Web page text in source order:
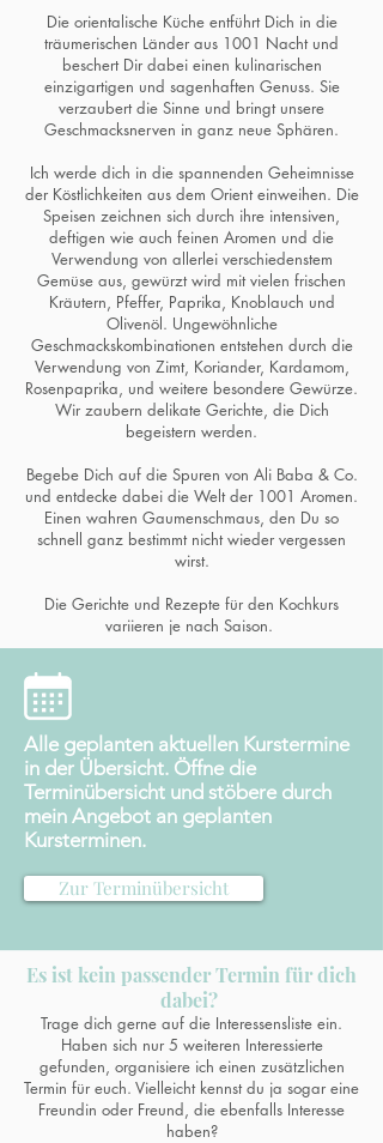
Die orientalische Küche entführt Dich in die
träumerischen Länder aus 1001 Nacht und
beschert Dir dabei einen kulinarischen
einzigartigen und sagenhaften Genuss. Sie
verzaubert die Sinne und bringt unsere
Geschmacksnerven in ganz neue Sphären.
Ich werde dich in die spannenden Geheimnisse
der Köstlichkeiten aus dem Orient einweihen. Die
Speisen zeichnen sich durch ihre intensiven,
deftigen wie auch feinen Aromen und die
Verwendung von allerlei verschiedenstem
Gemüse aus, gewürzt wird mit vielen frischen
Kräutern, Pfeffer, Paprika, Knoblauch und
Olivenöl. Ungewöhnliche
Geschmackskombinationen entstehen durch die
Verwendung von Zimt, Koriander, Kardamom,
Rosenpaprika, und weitere besondere Gewürze.
Wir zaubern delikate Gerichte, die Dich
begeistern werden.
Begebe Dich auf die Spuren von Ali Baba & Co.
und entdecke dabei die Welt der 1001 Aromen.
Einen wahren Gaumenschmaus, den Du so
schnell ganz bestimmt nicht wieder vergessen
wirst.
Die Gerichte und Rezepte für den Kochkurs
variieren je nach Saison.
Alle geplanten aktuellen Kurstermine
in der Übersicht. Öffne die
Terminübersicht und stöbere durch
mein Angebot an geplanten
Kursterminen.
Zur Terminübersicht
Es ist kein passender Termin für dich
dabei?
Trage dich gerne auf die Interessensliste ein.
Haben sich nur 5 weiteren Interessierte
gefunden, organisiere ich einen zusätzlichen
Termin für euch. Vielleicht kennst du ja sogar eine
Freundin oder Freund, die ebenfalls Interesse
haben?